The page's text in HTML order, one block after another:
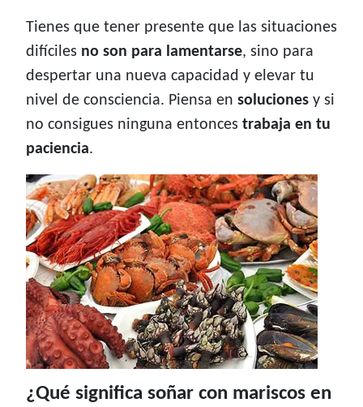
Tienes que tener presente que las situaciones
difíciles no son para lamentarse, sino para
despertar una nueva capacidad y elevar tu
nivel de consciencia. Piensa en soluciones y si
no consigues ninguna entonces trabaja en tu
paciencia.
¿Qué significa soñar con mariscos en